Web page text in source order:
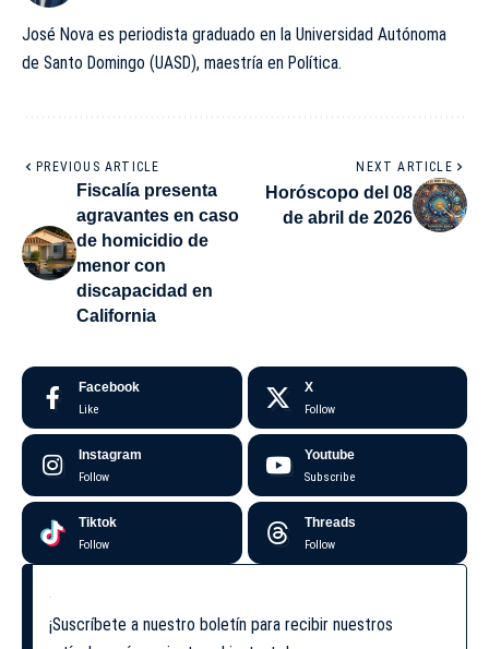
José Nova es periodista graduado en la Universidad Autónoma
de Santo Domingo (UASD), maestría en Política.
PREVIOUS ARTICLE
Fiscalía presenta
agravantes en caso
de homicidio de
menor con
discapacidad en
California
NEXT ARTICLE
Horóscopo del 08
de abril de 2026
Facebook
Like
X
Follow
Instagram
Follow
Youtube
Subscribe
Tiktok
Follow
Threads
Follow
¡Suscríbete a nuestro boletín para recibir nuestros